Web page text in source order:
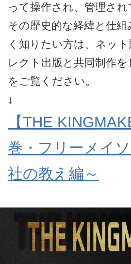
って操作され、管理され
その歴史的な経緯と仕
く知りたい方は、ネッ
レクト出版と共同制作
をご覧ください。
↓
【THE
巻・フリーメイ
社の教え編～